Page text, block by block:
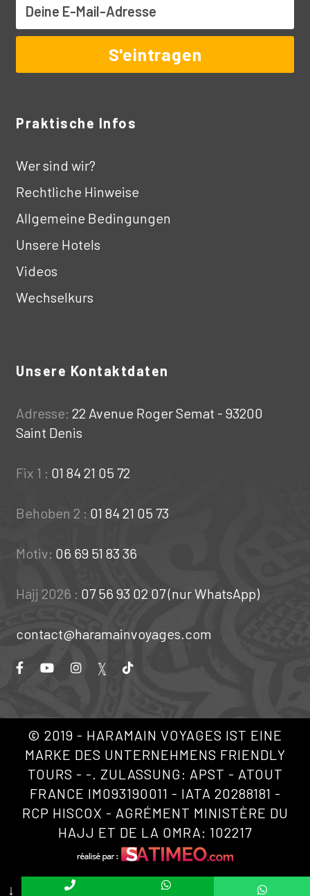
Praktische Infos
Wer sind wir?
Rechtliche Hinweise
Allgemeine Bedingungen
Unsere Hotels
Videos
Wechselkurs
Unsere Kontaktdaten
Adresse: 22 Avenue Roger Semat - 93200
Saint Denis
Fix 1 : 01 84 21 05 72
Behoben 2 : 01 84 21 05 73
Motiv: 06 69 51 83 36
Hajj 2026 : 07 56 93 02 07 (nur WhatsApp)
contact@haramainvoyages.com
© 2019 - HARAMAIN VOYAGES IST EINE
MARKE DES UNTERNEHMENS FRIENDLY
TOURS - -. ZULASSUNG: APST - ATOUT
FRANCE IM093190011 - IATA 20288181 -
RCP HISCOX - AGRÉMENT MINISTÈRE DU
HAJJ ET DE LA OMRA: 102217
↓